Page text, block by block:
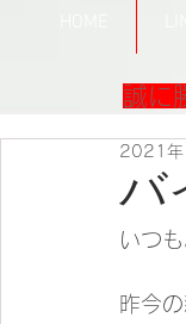
誠に
バ
2021年
いつ
昨今